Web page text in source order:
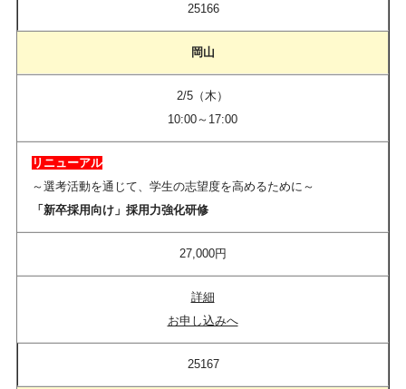
25166
岡山
2/5（木）
10:00～17:00
リニューアル
～選考活動を通じて、学生の志望度を高めるために～
「新卒採用向け」採用力強化研修
27,000円
詳細
お申し込みへ
25167